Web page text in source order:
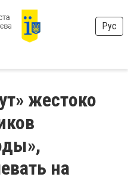
Рус
жестоко
на